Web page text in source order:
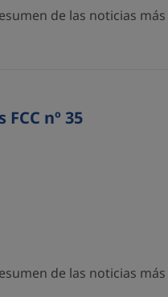
de las noticias
nº 35
de las noticias